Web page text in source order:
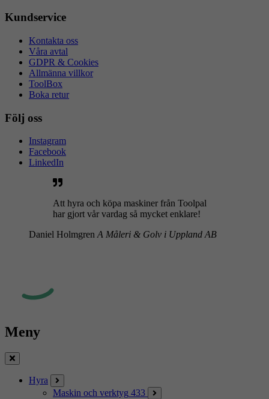
Kundservice
Kontakta oss
Våra avtal
GDPR & Cookies
Allmänna villkor
ToolBox
Boka retur
Följ oss
Instagram
Facebook
LinkedIn
Att hyra och köpa maskiner från Toolpal
har gjort vår vardag så mycket enklare!
Daniel Holmgren A Måleri & Golv i Uppland AB
Meny
Stäng
Hyra
Maskin och verktyg 433